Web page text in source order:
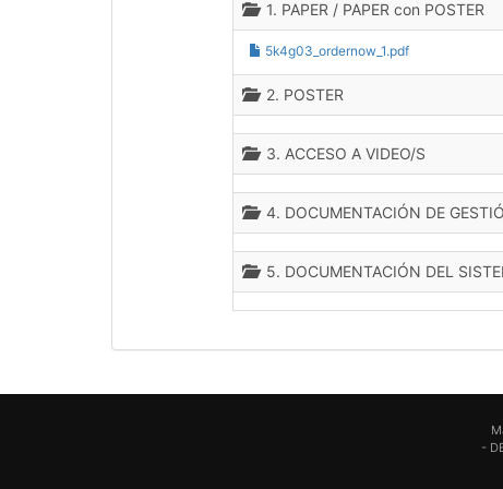
1. PAPER / PAPER con POSTER
5k4g03_ordernow_1.pdf
2. POSTER
3. ACCESO A VIDEO/S
4. DOCUMENTACIÓN DE
5. DOCUMENTACIÓN DEL
-